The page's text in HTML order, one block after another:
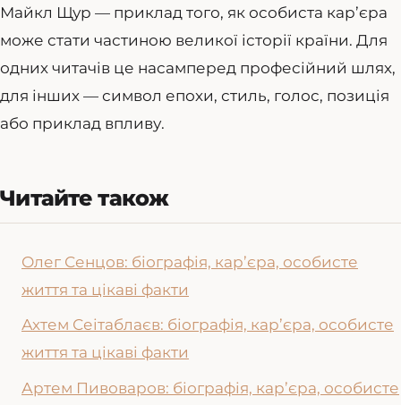
Майкл Щур — приклад того, як особиста кар’єра
може стати частиною великої історії країни. Для
одних читачів це насамперед професійний шлях,
для інших — символ епохи, стиль, голос, позиція
або приклад впливу.
Читайте також
Олег Сенцов: біографія, кар’єра, особисте
життя та цікаві факти
Ахтем Сеітаблаєв: біографія, кар’єра, особисте
життя та цікаві факти
Артем Пивоваров: біографія, кар’єра, особисте